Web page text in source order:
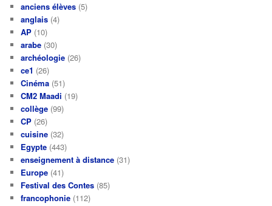
anciens élèves (5)
anglais (4)
AP (10)
arabe (30)
archéologie (26)
ce1 (26)
Cinéma (51)
CM2 Maadi (19)
collège (99)
CP (26)
cuisine (32)
Egypte (443)
enseignement à distance (31)
Europe (41)
Festival des Contes (85)
francophonie (112)